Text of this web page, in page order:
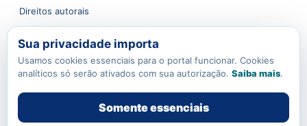
Direitos autorais
Atendimento
Fale conosco
contato@apoioaoprofessor.com.br
Sua privacidade importa
Usamos cookies essenciais para o portal funcionar. Cookies
analíticos só serão ativados com sua autorização. Saiba mais.
Somente essenciais